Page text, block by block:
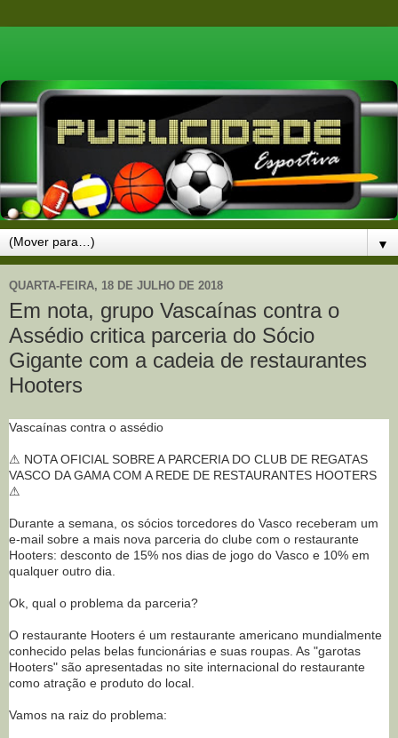
▼
QUARTA-FEIRA, 18 DE JULHO DE 2018
Em nota, grupo Vascaínas contra o
Assédio critica parceria do Sócio
Gigante com a cadeia de restaurantes
Hooters
Vascaínas contra o assédio
⚠ NOTA OFICIAL SOBRE A PARCERIA DO CLUB DE REGATAS
VASCO DA GAMA COM A REDE DE RESTAURANTES HOOTERS
⚠
Durante a semana, os sócios torcedores do Vasco receberam um
e-mail sobre a mais nova parceria do clube com o restaurante
Hooters: desconto de 15% nos dias de jogo do Vasco e 10% em
qualquer outro dia.
Ok, qual o problema da parceria?
O restaurante Hooters é um restaurante americano mundialmente
conhecido pelas belas funcionárias e suas roupas. As "garotas
Hooters" são apresentadas no site internacional do restaurante
como atração e produto do local.
Vamos na raiz do problema: